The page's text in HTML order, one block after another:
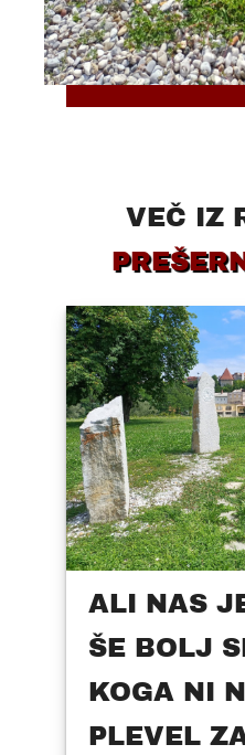
VEČ IZ
ALI NAS
ŠE BOLJ
KOGA NI
PLEVEL